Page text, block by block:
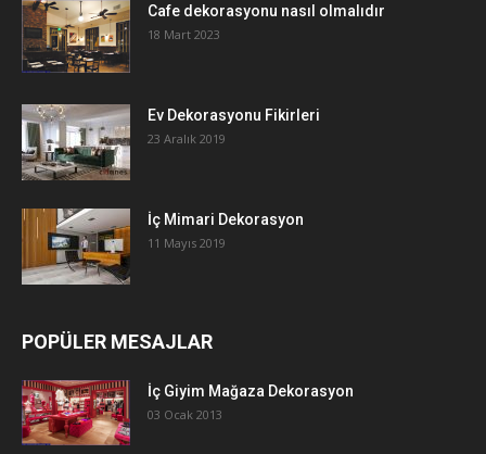
Cafe dekorasyonu nasıl olmalıdır
18 Mart 2023
Ev Dekorasyonu Fikirleri
23 Aralık 2019
İç Mimari Dekorasyon
11 Mayıs 2019
POPÜLER MESAJLAR
İç Giyim Mağaza Dekorasyon
03 Ocak 2013